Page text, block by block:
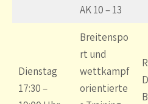
AK 10 – 13
Dienstag
17:30 –
Breitenspo
rt und
wettkampf
orientierte